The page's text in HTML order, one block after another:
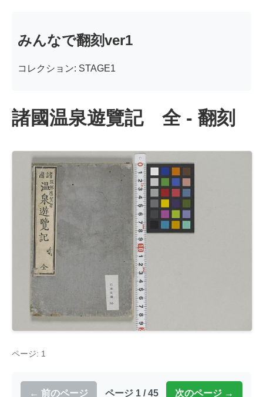
みんなで翻刻ver1
コレクション: STAGE1
諸國温泉遊覽記 全 - 翻刻
ページ: 1
← 前のページ ページ 1 / 45 次のページ →